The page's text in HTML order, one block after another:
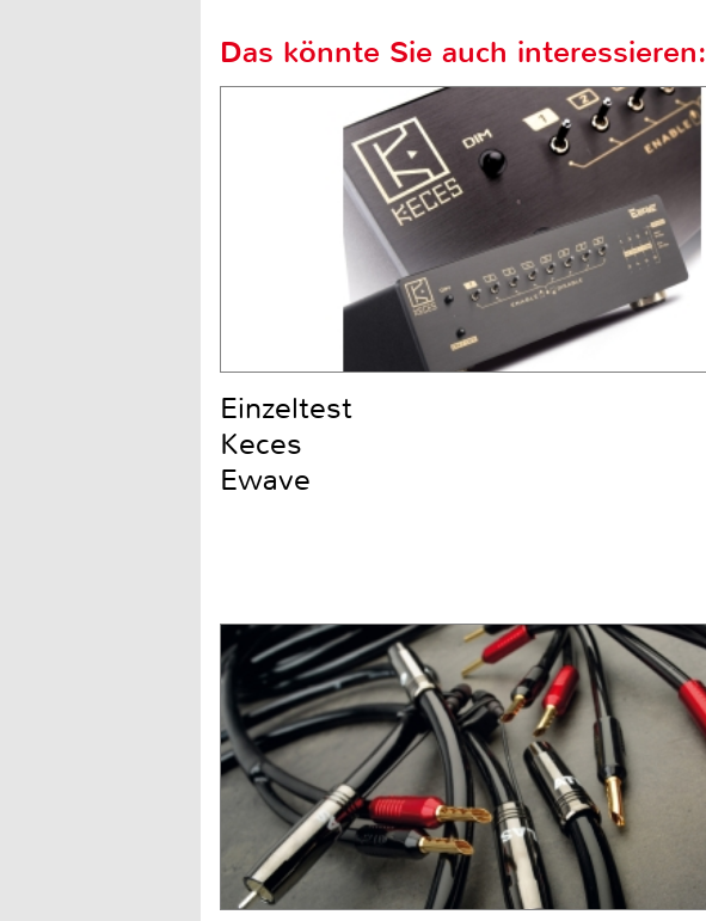
Das könnte Sie auch interessieren:
Einzeltest
Keces
Ewave